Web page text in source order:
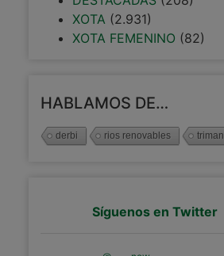
XOTA (2.931)
XOTA FEMENINO (82)
HABLAMOS DE…
derbi rios renovables triman
Síguenos en Twitter